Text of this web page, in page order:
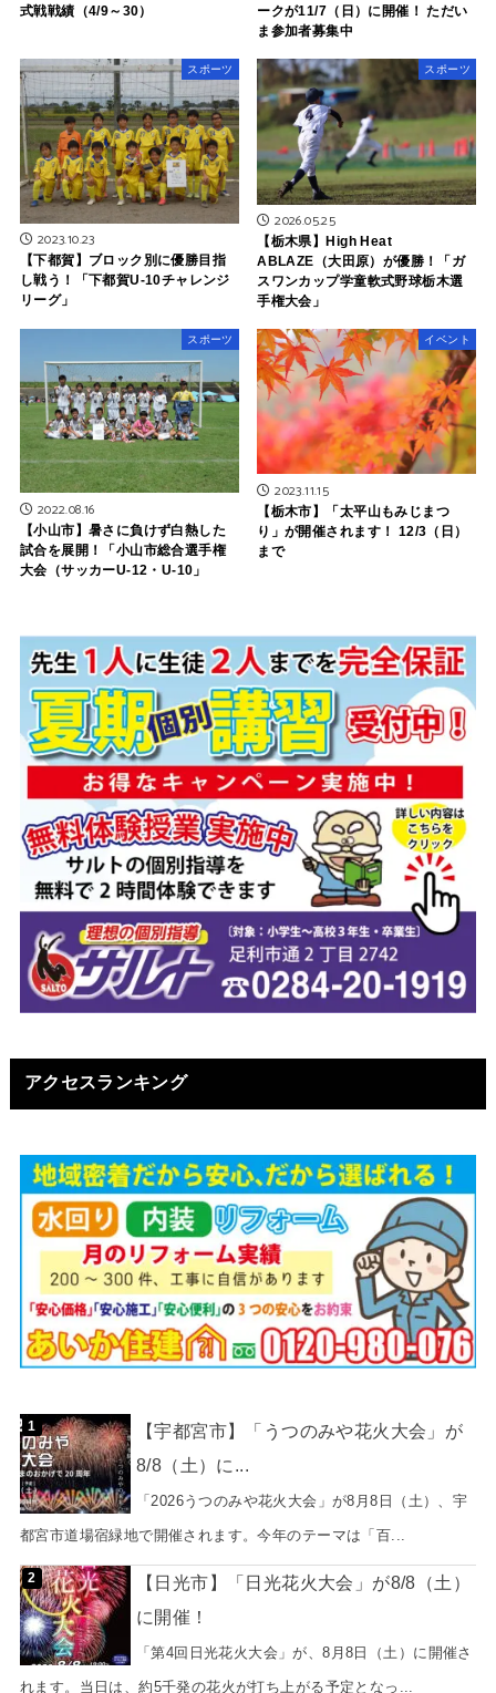
式戦戦績（4/9～30）
ークが11/7（日）に開催！ ただい
ま参加者募集中
スポーツ
2023.10.23
【下都賀】ブロック別に優勝目指
し戦う！「下都賀U-10チャレンジ
リーグ」
スポーツ
2026.05.25
【栃木県】High Heat
ABLAZE（大田原）が優勝！「ガ
スワンカップ学童軟式野球栃木選
手権大会」
スポーツ
2022.08.16
【小山市】暑さに負けず白熱した
試合を展開！「小山市総合選手権
大会（サッカーU-12・U-10」
イベント
2023.11.15
【栃木市】「太平山もみじまつ
り」が開催されます！ 12/3（日）
まで
アクセスランキング
【宇都宮市】「うつのみや花火大会」が
8/8（土）に...
「2026うつのみや花火大会」が8月8日（土）、宇
都宮市道場宿緑地で開催されます。今年のテーマは「百...
【日光市】「日光花火大会」が8/8（土）
に開催！
「第4回日光花火大会」が、8月8日（土）に開催さ
れます。当日は、約5千発の花火が打ち上がる予定となっ...